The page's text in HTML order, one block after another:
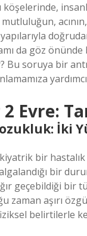
köşelerinde,
da göz
Bu soruya bir
Evre:
İki
bir
bir
geçebildiği bir
zaman aşırı
belirtilerle